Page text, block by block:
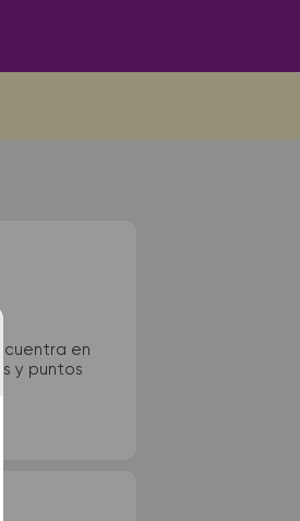
en
y puntos